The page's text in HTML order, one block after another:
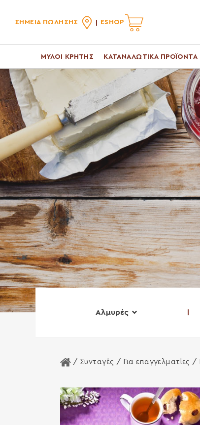
ΣΗΜΕΙΑ ΠΩΛΗΣΗΣ ESHOP
ΜΥΛΟΙ ΚΡΗΤΗΣ ΚΑΤΑΝΑΛΩΤΙΚΑ ΠΡΟΪΟΝΤΑ
Αλμυρές
Αρχική Σελίδα
/ Συνταγές / Για επαγγελματίες /